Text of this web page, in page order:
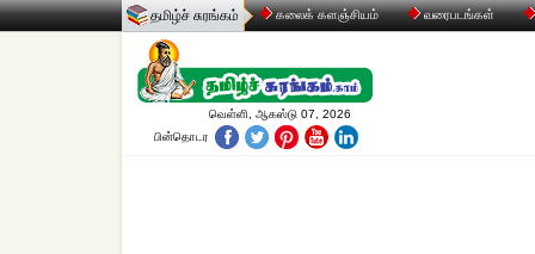
தமிழ்ச் சுரங்கம் கலைக் களஞ்சியம் வரைபடங்கள்
வெள்ளி, ஆகஸ்டு 07, 2026
பின்தொடர